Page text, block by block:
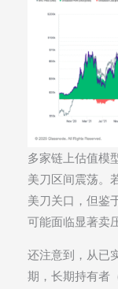
多家链上估值模
美刀区间震荡。
美刀关口，但鉴
可能面临显著卖
还注意到，从已
期，长期持有者